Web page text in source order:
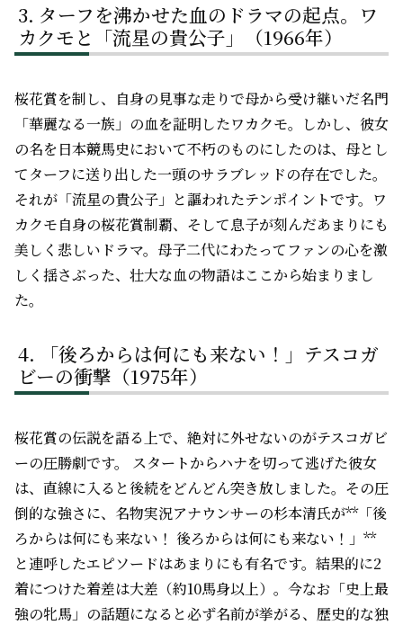
ターフを沸かせた血のドラマの起点。ワ
カクモと「流星の貴公子」（1966年）
桜花賞を制し、自身の見事な走りで母から受け継いだ名門
「華麗なる一族」の血を証明したワカクモ。しかし、彼女
の名を日本競馬史において不朽のものにしたのは、母とし
てターフに送り出した一頭のサラブレッドの存在でした。
それが「流星の貴公子」と謳われたテンポイントです。ワ
カクモ自身の桜花賞制覇、そして息子が刻んだあまりにも
美しく悲しいドラマ。母子二代にわたってファンの心を激
しく揺さぶった、壮大な血の物語はここから始まりまし
た。
「後ろからは何にも来ない！」テスコガ
ビーの衝撃（1975年）
桜花賞の伝説を語る上で、絶対に外せないのがテスコガビ
ーの圧勝劇です。 スタートからハナを切って逃げた彼女
は、直線に入ると後続をどんどん突き放しました。その圧
倒的な強さに、名物実況アナウンサーの杉本清氏が**「後
ろからは何にも来ない！ 後ろからは何にも来ない！」**
と連呼したエピソードはあまりにも有名です。結果的に2
着につけた着差は大差（約10馬身以上）。今なお「史上最
強の牝馬」の話題になると必ず名前が挙がる、歴史的な独